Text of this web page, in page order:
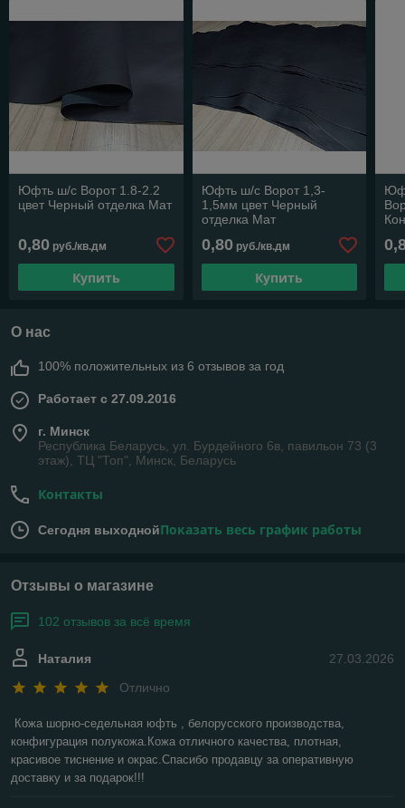
Юфть ш/с Ворот 1.8-2.2
цвет Черный отделка Мат
0,80 руб./кв.дм
Купить
Юфть ш/с Ворот 1,3-
1,5мм цвет Черный
отделка Мат
0,80руб./кв.дм
Купить
О нас
100% положительных из 6 отзывов за год
Работает с 27.09.2016
г. Минск
Республика Беларусь, ул. Бурдейного 6в, павильон 73 (3
этаж), ТЦ "Топ", Минск, Беларусь
Контакты
Сегодня выходнойПоказать весь график работы
Отзывы о магазине
102 отзывов за всё время
27.03.2026
Наталия
Отлично
Кожа шорно-седельная юфть , белорусского производства,
конфигурация полукожа.Кожа отличного качества, плотная,
красивое тиснение и окрас.Спасибо продавцу за оперативную
доставку и за подарок!!!